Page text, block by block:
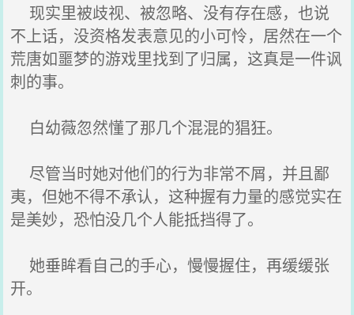
现实里被歧视、被忽略、没有存在感，也说
不上话，没资格发表意见的小可怜，居然在一个
荒唐如噩梦的游戏里找到了归属，这真是一件讽
刺的事。
白幼薇忽然懂了那几个混混的猖狂。
尽管当时她对他们的行为非常不屑，并且鄙
夷，但她不得不承认，这种握有力量的感觉实在
是美妙，恐怕没几个人能抵挡得了。
她垂眸看自己的手心，慢慢握住，再缓缓张
开。